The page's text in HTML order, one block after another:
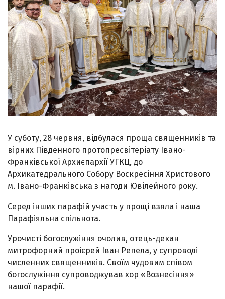
У суботу, 28 червня, відбулася проща священників та
вірних Південного протопресвітеріату Івано-
Франківської Архиєпархії УГКЦ, до
Архикатедрального Собору Воскресіння Христового
м. Івано-Франківська з нагоди Ювілейного року.
Серед інших парафій участь у прощі взяла і наша
Парафіяльна спільнота.
Урочисті богослужіння очолив, отець-декан
митрофорний проієрей Іван Репела, у супроводі
численних священників. Своїм чудовим співом
богослужіння супроводжував хор «Вознесіння»
нашої парафії.